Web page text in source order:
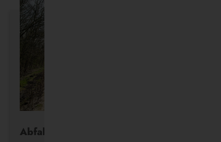
Abfahrt in Echtzeit